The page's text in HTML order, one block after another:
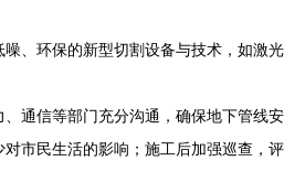
噪、环保的新型切割设备与技术，如激光
、通信等部门充分沟通，确保地下管线安
市民生活的影响；施工后加强巡查，评